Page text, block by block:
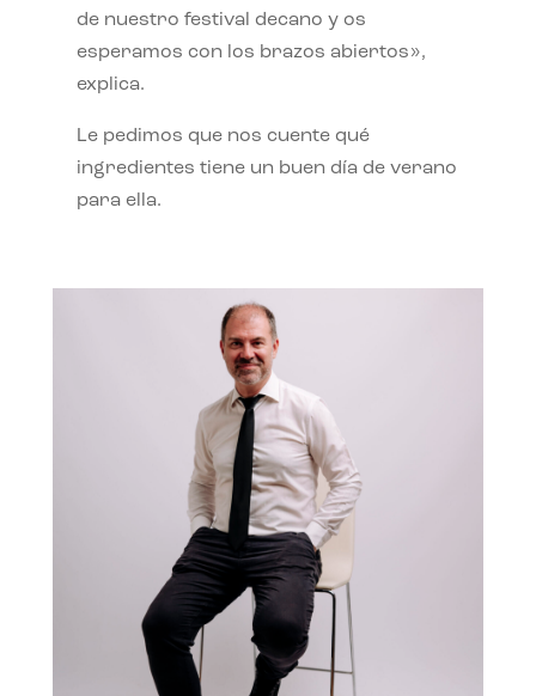
de nuestro festival decano y os
esperamos con los brazos abiertos»,
explica.
Le pedimos que nos cuente qué
ingredientes tiene un buen día de verano
para ella.